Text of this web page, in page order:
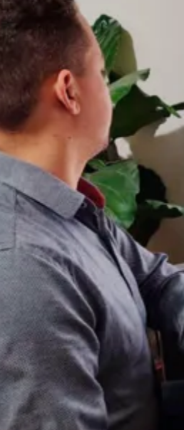
Entretenimento Completo
ao Vivo
Trânsito em Tempo Real
Portal Pet
leitura
vagas para cursos
tecnologia